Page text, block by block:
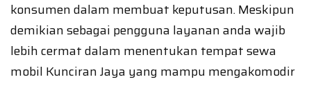
konsumen dalam membuat keputusan. Meskipun
demikian sebagai pengguna layanan anda wajib
lebih cermat dalam menentukan tempat sewa
mobil Kunciran Jaya yang mampu mengakomodir